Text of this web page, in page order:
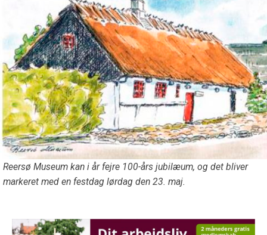
Reersø Museum kan i år fejre 100-års jubilæum, og det bliver
markeret med en festdag lørdag den 23. maj.